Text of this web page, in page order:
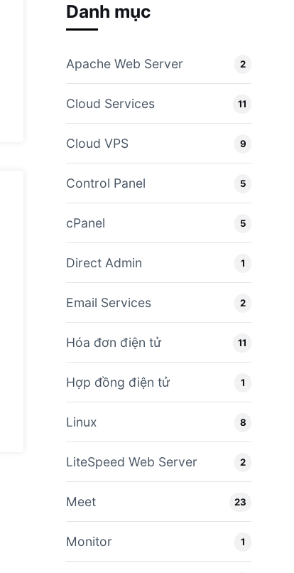
Danh mục
Apache Web Server 2
Cloud Services 11
Cloud VPS 9
Control Panel 5
cPanel 5
Direct Admin 1
Email Services 2
Hóa đơn điện tử 11
Hợp đồng điện tử 1
Linux 8
LiteSpeed Web Server 2
Meet 23
Monitor 1